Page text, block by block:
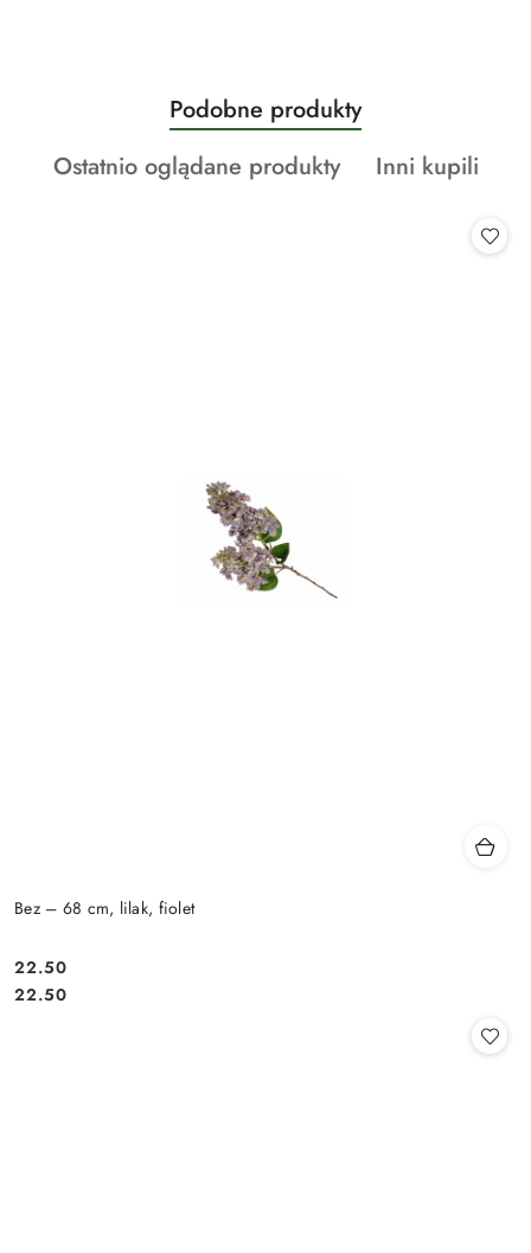
Pomiń karuzelę produktów
Produkty
o
statusie:
Podobne produkty
Produkty
Ostatnio oglądane produkty
Produkty
Inni kupili
Bez – 68 cm, lilak, fiolet
Cena:
22.50
Cena:
22.50